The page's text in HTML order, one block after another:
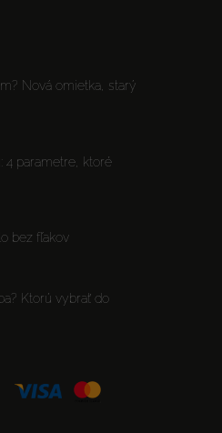
Nová omietka, starý
4 parametre, ktoré
bez fľakov
Ktorú vybrať do